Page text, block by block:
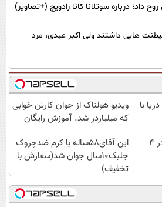
داد؛ درباره سوتلانا کانا رادویچ (+تصاویر)
هایی داشتند ولی اکبر عبدی، مرد
با
ویدیو هولناک از جوان کارتن خوابی
که میلیاردر شد. آموزش رایگان
خرید موبایل با اسنپ پی | در ۴
این آقای58ساله با کرم ضدچروک
جلبک10سال جوان شد(سفارش با
تخفیف)